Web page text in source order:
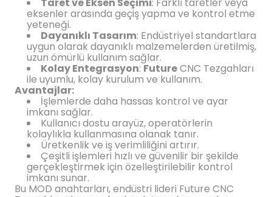
eksenler arasında geçiş yapma ve kontrol etme
yeteneği.
Dayanıklı Tasarım: Endüstriyel standartlara
uygun olarak dayanıklı malzemelerden üretilmiş,
uzun ömürlü kullanım sağlar.
Kolay Entegrasyon:FutureCNC Tezgahları
ile uyumlu, kolay kurulum ve kullanım.
Avantajlar:
İşlemlerde daha hassas kontrol ve ayar
imkanı sağlar.
Kullanıcı dostu arayüz, operatörlerin
kolaylıkla kullanmasına olanak tanır.
Üretkenlik ve iş verimliliğini artırır.
Çeşitli işlemleri hızlı ve güvenilir bir şekilde
gerçekleştirmek için özelleştirilebilir kontrol
imkanı sunar.
Bu MOD anahtarları, endüstri lideri Future CNC